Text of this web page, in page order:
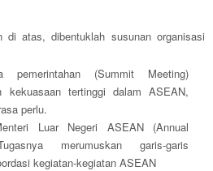
di atas, dibentuklah susunan organisasi
pemerintahan (Summit Meeting)
kekuasaan tertinggi dalam ASEAN,
perlu.
Luar Negeri ASEAN (Annual
merumuskan garis-garis
kegiatan-kegiatan ASEAN